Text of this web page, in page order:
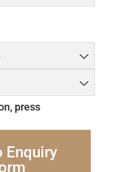
press
Enquiry